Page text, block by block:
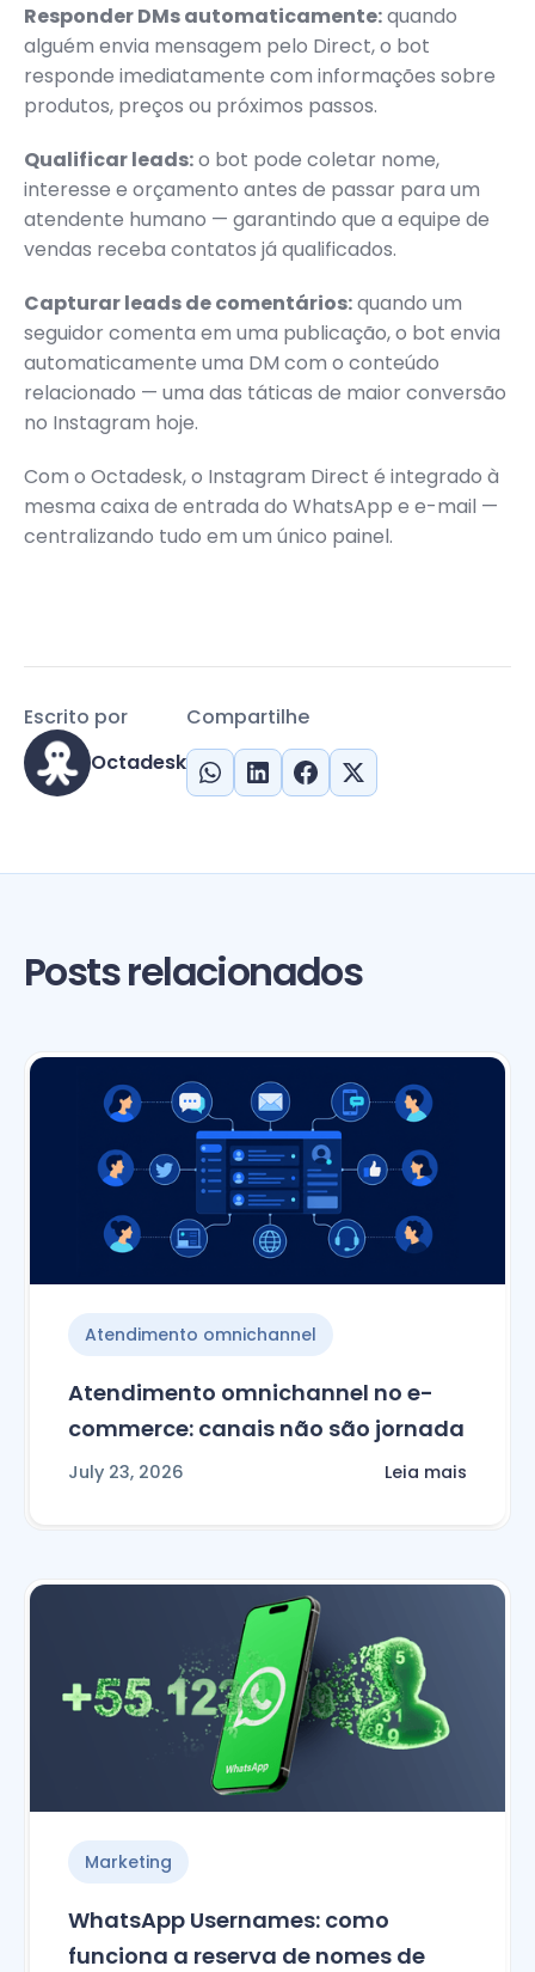
Responder DMs automaticamente:quando
alguém envia mensagem pelo Direct, o bot
responde imediatamente com informações sobre
produtos, preços ou próximos passos.
Qualificar leads:o bot pode coletar nome,
interesse e orçamento antes de passar para um
atendente humano — garantindo que a equipe de
vendas receba contatos já qualificados.
Capturar leads de comentários:quando um
seguidor comenta em uma publicação, o bot envia
automaticamente uma DM com o conteúdo
relacionado — uma das táticas de maior conversão
no Instagram hoje.
Com o Octadesk, o Instagram Direct é integrado à
mesma caixa de entrada do WhatsApp e e-mail —
centralizando tudo em um único painel.
Compartilhe
Escrito por
Octadesk
Posts relacionados
Atendimento omnichannel
Atendimento omnichannel no e-
commerce: canais não são jornada
July 23, 2026 Leia mais
Marketing
WhatsApp Usernames: como
funciona a reserva de nomes de